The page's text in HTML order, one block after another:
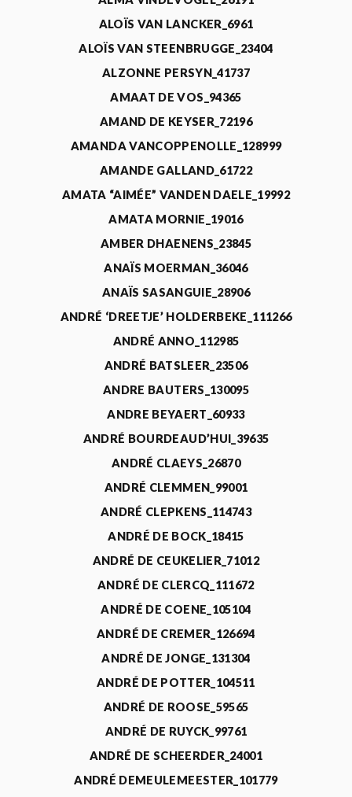
ALOÏS VAN LANCKER_6961
ALOÏS VAN STEENBRUGGE_23404
ALZONNE PERSYN_41737
AMAAT DE VOS_94365
AMAND DE KEYSER_72196
AMANDA VANCOPPENOLLE_128999
AMANDE GALLAND_61722
AMATA “AIMÉE” VANDEN DAELE_19992
AMATA MORNIE_19016
AMBER DHAENENS_23845
ANAÏS MOERMAN_36046
ANAÏS SASANGUIE_28906
ANDRÉ ‘DREETJE’ HOLDERBEKE_111266
ANDRÉ ANNO_112985
ANDRÉ BATSLEER_23506
ANDRE BAUTERS_130095
ANDRE BEYAERT_60933
ANDRÉ BOURDEAUD’HUI_39635
ANDRÉ CLAEYS_26870
ANDRÉ CLEMMEN_99001
ANDRÉ CLEPKENS_114743
ANDRÉ DE BOCK_18415
ANDRÉ DE CEUKELIER_71012
ANDRÉ DE CLERCQ_111672
ANDRÉ DE COENE_105104
ANDRÉ DE CREMER_126694
ANDRÉ DE JONGE_131304
ANDRÉ DE POTTER_104511
ANDRÉ DE ROOSE_59565
ANDRÉ DE RUYCK_99761
ANDRÉ DE SCHEERDER_24001
ANDRÉ DEMEULEMEESTER_101779